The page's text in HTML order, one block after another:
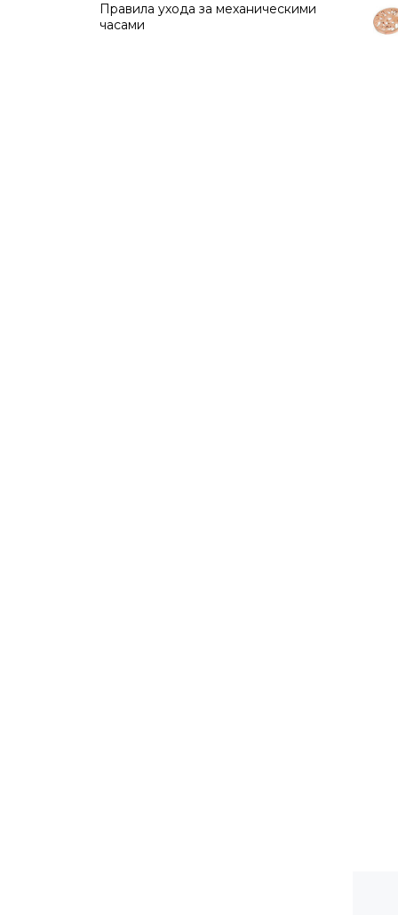
Правила ухода за механическими
часами